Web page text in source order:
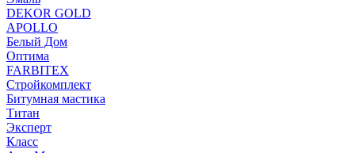
DEKOR GOLD
APOLLO
Белый Дом
Оптима
FARBITEX
Стройкомплект
Битумная мастика
Титан
Эксперт
Класс